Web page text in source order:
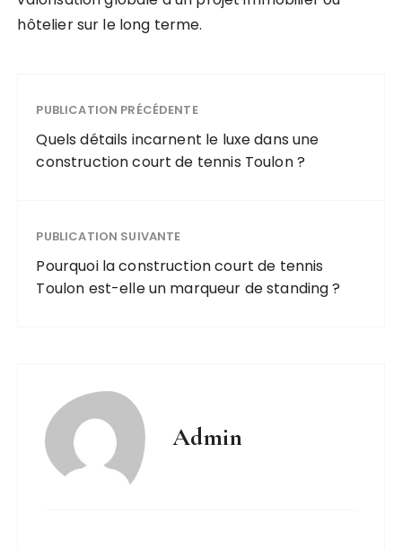
hôtelier sur le long terme.
PUBLICATION PRÉCÉDENTE
Quels détails incarnent le luxe dans une
construction court de tennis Toulon ?
PUBLICATION SUIVANTE
Pourquoi la construction court de tennis
Toulon est-elle un marqueur de standing ?
Admin